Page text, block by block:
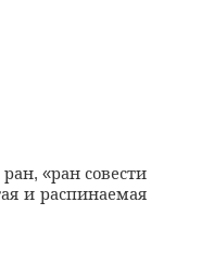
, «ран совести
и распинаемая